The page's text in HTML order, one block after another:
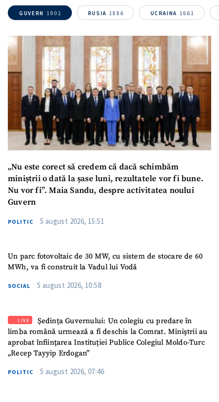
SUSȚINE
GUVERN 1902 RUSIA 1886 UCRAINA 1661
„Nu este corect să credem că dacă schimbăm
miniștrii o dată la șase luni, rezultatele vor fi bune.
Nu vor fi”. Maia Sandu, despre activitatea noului
Guvern
POLITIC 5 august 2026, 15:51
Un parc fotovoltaic de 30 MW, cu sistem de stocare de 60
MWh, va fi construit la Vadul lui Vodă
SOCIAL 5 august 2026, 10:58
LIVE
Ședința Guvernului: Un colegiu cu predare în
limba română urmează a fi deschis la Comrat. Miniștrii au
aprobat înființarea Instituției Publice Colegiul Moldo-Turc
„Recep Tayyip Erdogan”
POLITIC 5 august 2026, 07:46